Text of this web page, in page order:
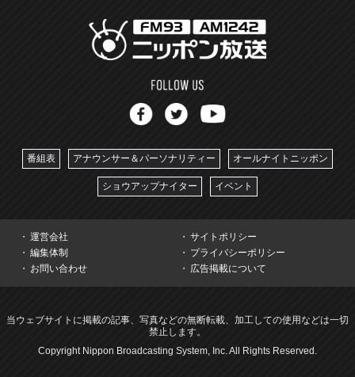
番組表 アナウンサー＆パーソナリティー オールナイトニッポン
ショウアップナイター イベント
運営会社
サイトポリシー
編集体制
プライバシーポリシー
お問い合わせ
広告掲載について
当ウェブサイトに掲載の記事、写真などの無断転載、加工しての使用などは一切
禁止します。
Copyright Nippon Broadcasting System, Inc. All Rights Reserved.